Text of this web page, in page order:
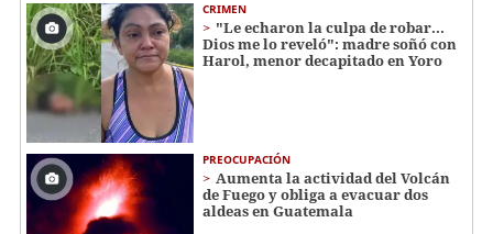
CRIMEN
"Le echaron la culpa de robar...
Dios me lo reveló": madre soñó con
Harol, menor decapitado en Yoro
PREOCUPACIÓN
Aumenta la actividad del Volcán
de Fuego y obliga a evacuar dos
aldeas en Guatemala